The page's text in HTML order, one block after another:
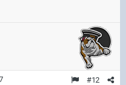
#12